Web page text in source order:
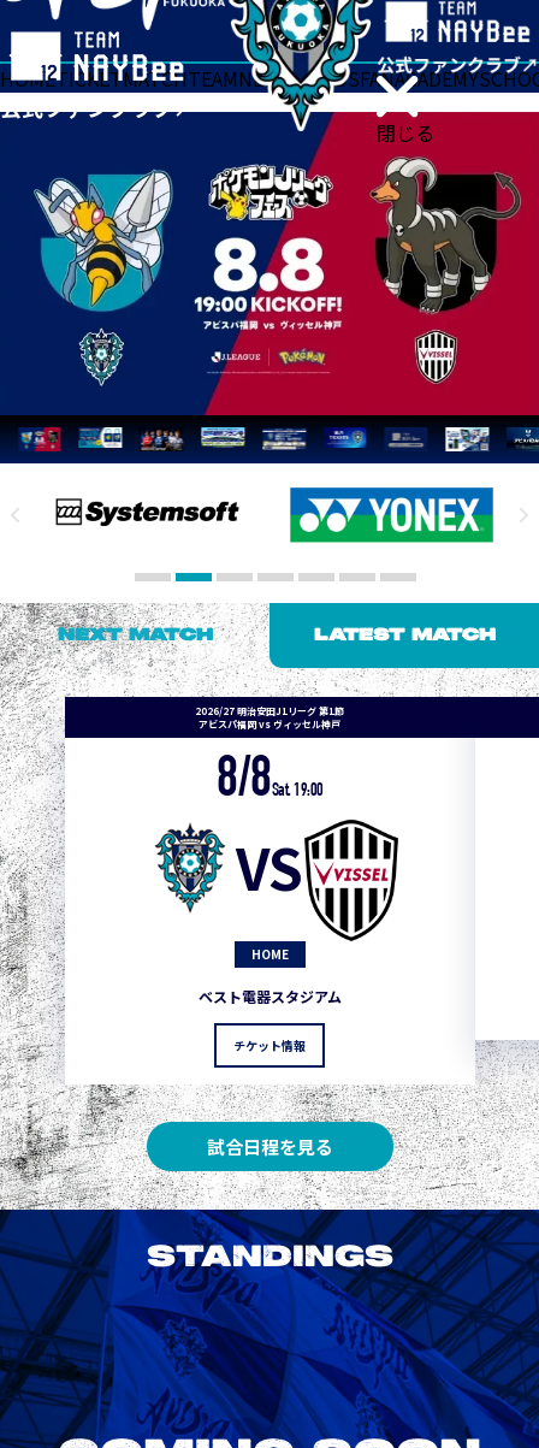
閉じる
HOMETICKETMATCHTEAMNEWSGOODSFANACADEMY
NEXT MATCH LATEST MATCH
2026/27 明治安田J1リーグ 第1節
アビスパ福岡 vs ヴィッセル神戸
8/8Sat. 19:00
VS
HOME
ベスト電器スタジアム
チケット情報
試合日程を見る
STANDINGS